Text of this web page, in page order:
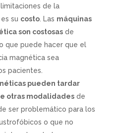
de la
su costo. Las máquinas
son costosasde
que puede hacer que el
magnética sea
pacientes.
pueden tardar
otras modalidadesde
ser problemático para los
o que no